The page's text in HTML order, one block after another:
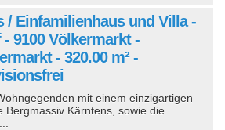
/ Einfamilienhaus und Villa -
- 9100 Völkermarkt -
- 320.00 m² -
mit einem einzigartigen
Bergmassiv Kärntens, sowie die